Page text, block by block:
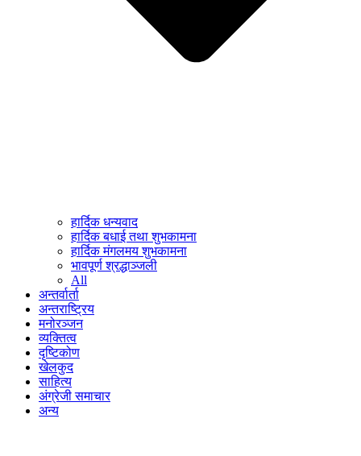
हार्दिक धन्यवाद
हार्दिक बधाई तथा शुभकामना
हार्दिक मंगलमय शुभकामना
भावपूर्ण श्रद्धाञ्जली
All
अन्तर्वार्ता
अन्तराष्ट्रिय
मनोरञ्जन
व्यक्तित्व
दृष्टिकोण
खेलकुद
साहित्य
अंग्रेजी समाचार
अन्य